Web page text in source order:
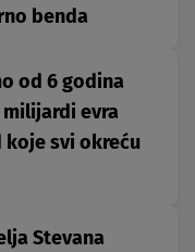
benda
od 6 godina
evra
koje svi okreću
Stevana